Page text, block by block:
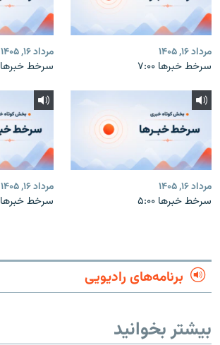
مرداد ۱۶, ۱۴۰۵
سرخط خبرها ۷:۰۰
مرداد ۱۶, ۱۴۰۵
سرخط خبرها ۶:۰۰
مرداد ۱۶, ۱۴۰۵
سرخط خبرها ۵:۰۰
مرداد ۱۶, ۱۴۰۵
سرخط خبرها ۴:۰۰
برنامه‌های رادیویی
بیشتر بخوانید